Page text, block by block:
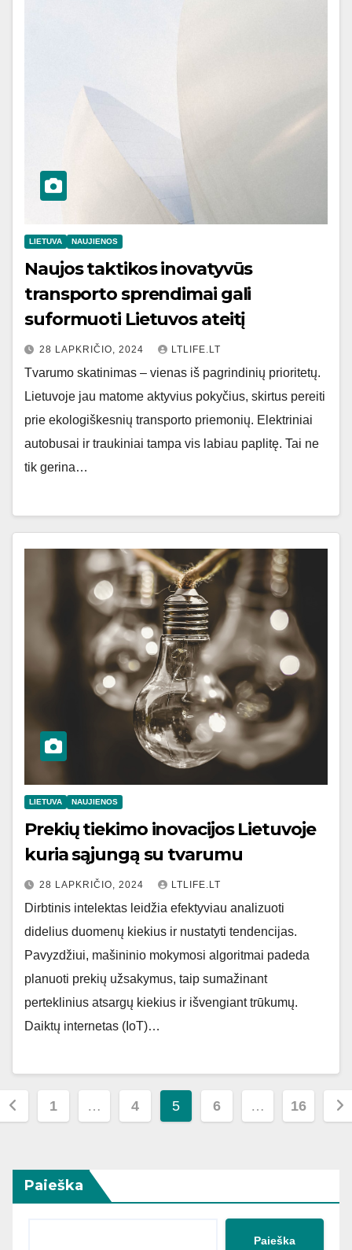
LIETUVA NAUJIENOS
Naujos taktikos inovatyvūs
transporto sprendimai gali
suformuoti Lietuvos ateitį
28 LAPKRIČIO, 2024 LTLIFE.LT
Tvarumo skatinimas – vienas iš pagrindinių prioritetų.
Lietuvoje jau matome aktyvius pokyčius, skirtus pereiti
prie ekologiškesnių transporto priemonių. Elektriniai
autobusai ir traukiniai tampa vis labiau paplitę. Tai ne
tik gerina…
LIETUVA NAUJIENOS
Prekių tiekimo inovacijos Lietuvoje
kuria sąjungą su tvarumu
28 LAPKRIČIO, 2024 LTLIFE.LT
Dirbtinis intelektas leidžia efektyviau analizuoti
didelius duomenų kiekius ir nustatyti tendencijas.
Pavyzdžiui, mašininio mokymosi algoritmai padeda
planuoti prekių užsakymus, taip sumažinant
perteklinius atsargų kiekius ir išvengiant trūkumų.
Daiktų internetas (IoT)…
1 … 4 5 6 … 16
Paieška
Paieška